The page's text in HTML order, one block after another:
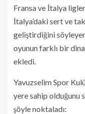
Fransa ve İtalya
İtalya’daki sert ve
geliştirdiğini
oyunun farklı bir
ekledi.
Yavuzselim Spor
yere sahip olduğunu
şöyle noktaladı: